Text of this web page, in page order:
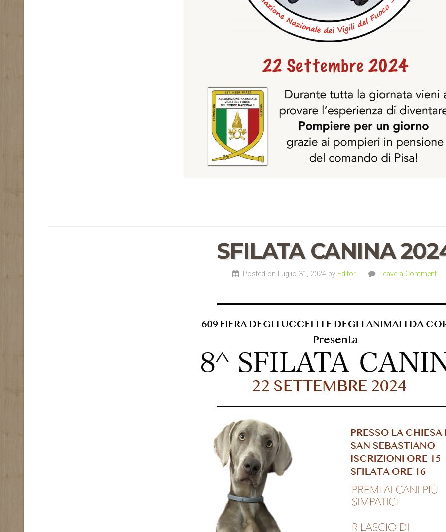
SFILATA CANINA
Posted on Luglio 31, 2024 by Editor Leave a Comment